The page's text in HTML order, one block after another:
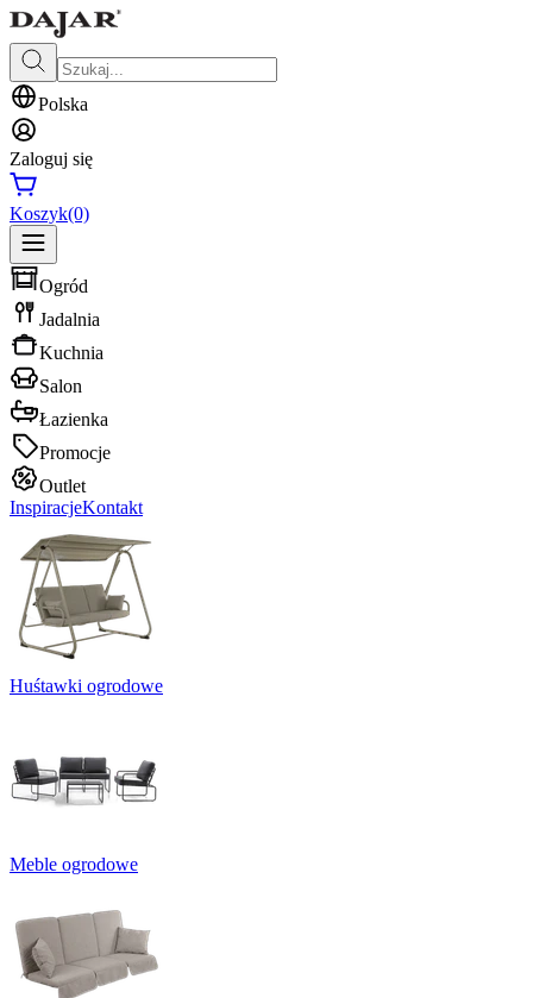
Polska
Zaloguj się
Koszyk(0)
Ogród
Jadalnia
Kuchnia
Salon
Łazienka
Promocje
Outlet
InspiracjeKontakt
Huśtawki ogrodowe
Meble ogrodowe